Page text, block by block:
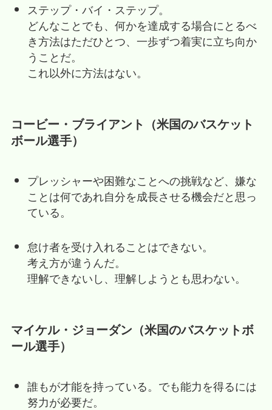
ステップ・バイ・ステップ。
どんなことでも、何かを達成する場合にとるべ
き方法はただひとつ、一歩ずつ着実に立ち向か
うことだ。
これ以外に方法はない。
コービー・ブライアント（米国のバスケット
ボール選手）
プレッシャーや困難なことへの挑戦など、嫌な
ことは何であれ自分を成長させる機会だと思っ
ている。
怠け者を受け入れることはできない。
考え方が違うんだ。
理解できないし、理解しようとも思わない。
マイケル・ジョーダン（米国のバスケットボ
ール選手）
誰もが才能を持っている。でも能力を得るには
努力が必要だ。